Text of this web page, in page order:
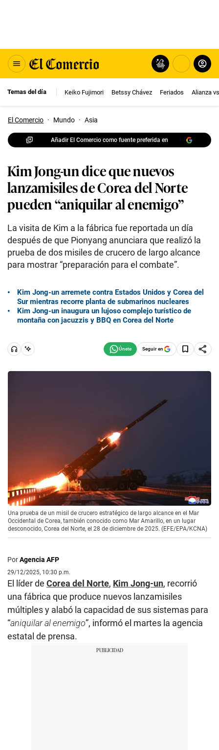
Temas del día Keiko Fujimori Betssy Chávez Feriados Alianza
El Comercio · Mundo · Asia
Añadir El Comercio como fuente preferida en
Kim Jong-un dice que nuevos
lanzamisiles de Corea del Norte
pueden “aniquilar al enemigo”
La visita de Kim a la fábrica fue reportada un día
después de que Pionyang anunciara que realizó la
prueba de dos misiles de crucero de largo alcance
para mostrar “preparación para el combate”.
Kim Jong-un arremete contra Estados Unidos y Corea del
Sur mientras recorre planta de submarinos nucleares
Kim Jong-un inaugura un lujoso complejo turístico de
montaña con jacuzzis y BBQ en Corea del Norte
Seguir en
Una prueba de un misil de crucero estratégico de largo alcance en el Mar
Occidental de Corea, también conocido como Mar Amarillo, en un lugar
desconocido, Corea del Norte, el 28 de diciembre de 2025. (EFE/EPA/KCNA)
PorAgencia AFP
29/12/2025, 10:30 p.m.
El líder de Corea del Norte, Kim Jong-un, recorrió
una fábrica que produce nuevos lanzamisiles
múltiples y alabó la capacidad de sus sistemas para
“aniquilar al enemigo”, informó el martes la agencia
estatal de prensa.